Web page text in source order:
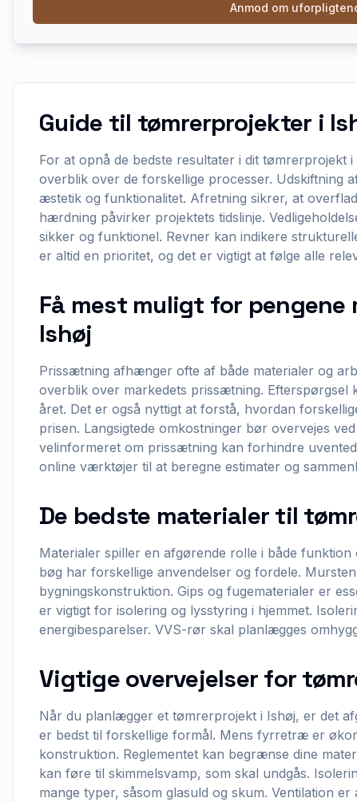
Anmod om
Guide til tømrerprojekter i
For at opnå de bedste resultater i dit tømrerprojekt
overblik over de forskellige processer. Udskiftning
æstetik og funktionalitet. Afretning sikrer, at
hærdning påvirker projektets tidslinje.
sikker og funktionel. Revner kan indikere
er altid en prioritet, og det er vigtigt at følge alle
Få mest muligt for pengene
Ishøj
Prissætning afhænger ofte af både materialer og
overblik over markedets prissætning. Efterspørgsel
året. Det er også nyttigt at forstå, hvordan
prisen. Langsigtede omkostninger bør overvejes
velinformeret om prissætning kan forhindre
online værktøjer til at beregne estimater og
De bedste materialer til
Materialer spiller en afgørende rolle i både
bøg har forskellige anvendelser og fordele.
bygningskonstruktion. Gips og fugematerialer er
er vigtigt for isolering og lysstyring i hjemmet.
energibesparelser. VVS-rør skal planlægges
Vigtige overvejelser for
Når du planlægger et tømrerprojekt i Ishøj, er det
er bedst til forskellige formål. Mens fyrretræ er
konstruktion. Reglementet kan begrænse dine
kan føre til skimmelsvamp, som skal undgås.
mange typer, såsom glasuld og skum. Ventilation